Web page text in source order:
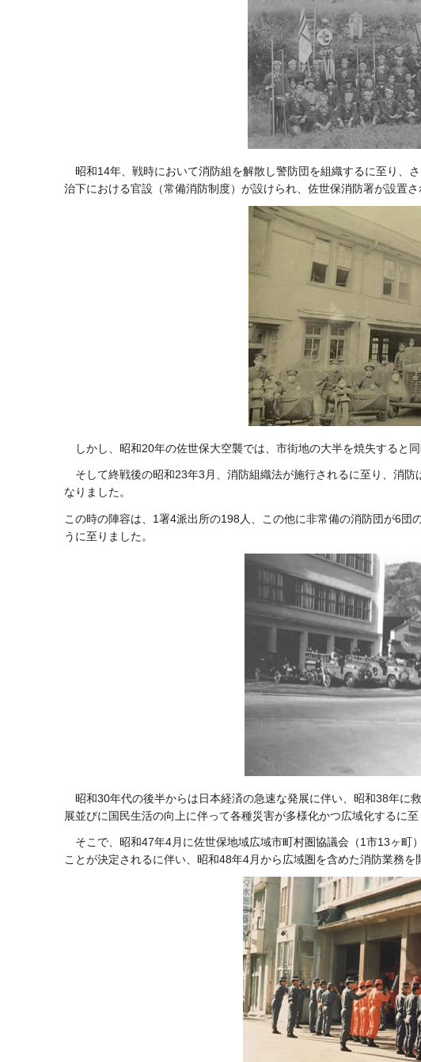
昭和14年、戦時において消防組を解散し警防団を組織するに至り、
治下における官設（常備消防制度）が設けられ、佐世保消防署が設置さ
しかし、昭和20年の佐世保大空襲では、市街地の大半を焼失すると
そして終戦後の昭和23年3月、消防組織法が施行されるに至り、消
なりました。
この時の陣容は、1署4派出所の198人、この他に非常備の消防団が6
うに至りました。
昭和30年代の後半からは日本経済の急速な発展に伴い、昭和38年に
展並びに国民生活の向上に伴って各種災害が多様化かつ広域化するに
そこで、昭和47年4月に佐世保地域広域市町村圏協議会（1市13ヶ町
ことが決定されるに伴い、昭和48年4月から広域圏を含めた消防業務を